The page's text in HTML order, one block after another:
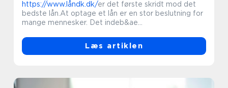
https://www.låndk.dk/er det første skridt mod det
bedste lån.At optage et lån er en stor beslutning for
mange mennesker. Det indeb&ae...
Læs artiklen